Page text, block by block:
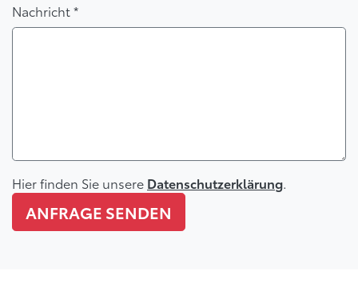
Nachricht *
Hier finden Sie unsere Datenschutzerklärung.
ANFRAGE SENDEN